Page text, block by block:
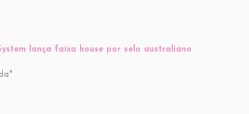
lança faixa house por selo australiano